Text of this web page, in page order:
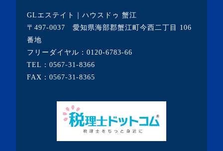
・2020年6月(9記事)
・2020年5月(5記事)
・2020年4月(3記事)
・2020年3月(7記事)
・2020年1月(3記事)
・2019年12月(7記事)
・2019年11月(7記事)
GLエステイト｜ハウスドゥ 蟹江
〒497-0037 愛知県海部郡蟹江町今西二丁目 106
番地
フリーダイヤル： 0120-6783-66
TEL： 0567-31-8366
FAX：0567-31-8365